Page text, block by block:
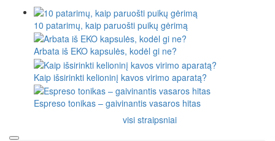
10 patarimų, kaip paruošti puikų gėrimą
Arbata iš EKO kapsulės, kodėl gi ne?
Kaip išsirinkti kelioninį kavos virimo aparatą?
Espreso tonikas – gaivinantis vasaros hitas
visi straipsniai